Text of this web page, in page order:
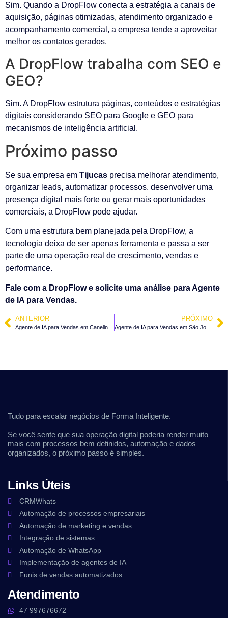
Sim. Quando a DropFlow conecta a estratégia a canais de
aquisição, páginas otimizadas, atendimento organizado e
acompanhamento comercial, a empresa tende a aproveitar
melhor os contatos gerados.
A DropFlow trabalha com SEO e
GEO?
Sim. A DropFlow estrutura páginas, conteúdos e estratégias
digitais considerando SEO para Google e GEO para
mecanismos de inteligência artificial.
Próximo passo
Se sua empresa em Tijucas precisa melhorar atendimento,
organizar leads, automatizar processos, desenvolver uma
presença digital mais forte ou gerar mais oportunidades
comerciais, a DropFlow pode ajudar.
Com uma estrutura bem planejada pela DropFlow, a
tecnologia deixa de ser apenas ferramenta e passa a ser
parte de uma operação real de crescimento, vendas e
performance.
Fale com a DropFlow e solicite uma análise para Agente
de IA para Vendas.
ANTERIOR PRÓXIMO
Agente de IA para Vendas em São João Batista – SC
Tudo para escalar negócios de Forma Inteligente.
Se você sente que sua operação digital poderia render muito
mais com processos bem definidos, automação e dados
organizados, o próximo passo é simples.
Links Úteis
CRMWhats
Automação de processos empresariais
Automação de marketing e vendas
Integração de sistemas
Automação de WhatsApp
Implementação de agentes de IA
Funis de vendas automatizados
Atendimento
47 997676672